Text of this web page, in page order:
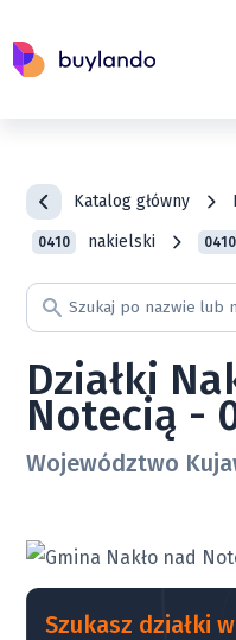
Katalog główny
0410 nakielski
Działki
Notecią -
Województwo
Szukasz działki